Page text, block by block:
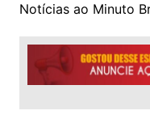
Notícias ao Minuto